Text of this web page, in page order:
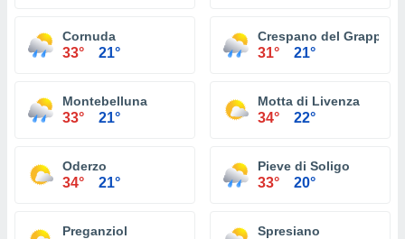
Cornuda
33° 21°
Crespano del Grappa
31° 21°
Montebelluna
33° 21°
Motta di Livenza
34° 22°
Oderzo
34° 21°
Pieve di Soligo
33° 20°
Preganziol Spresiano